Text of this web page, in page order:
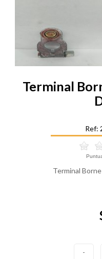
Terminal
Ref:
Terminal
-